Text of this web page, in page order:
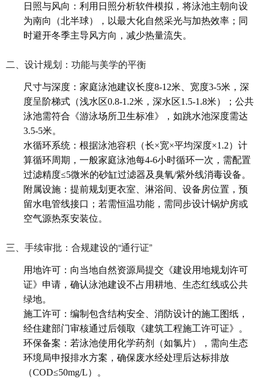
日照与风向：利用日照分析软件模拟，将泳池主朝向设
为南向（北半球），以最大化自然采光与加热效率；同
时避开冬季主导风方向，减少热量流失。
二、设计规划：功能与美学的平衡
尺寸与深度：家庭泳池建议长度8-12米、宽度3-5米，深
度呈阶梯式（浅水区0.8-1.2米，深水区1.5-1.8米）；公共
泳池需符合《游泳场所卫生标准》，如跳水池深度需达
3.5-5米。
水循环系统：根据泳池容积（长×宽×平均深度×1.2）计
算循环周期，一般家庭泳池每4-6小时循环一次，需配置
过滤精度≤5微米的砂缸过滤器及臭氧/紫外线消毒设备。
附属设施：提前规划更衣室、淋浴间、设备房位置，预
留水电管线接口；若需恒温功能，需同步设计锅炉房或
空气源热泵安装位。
三、手续审批：合规建设的“通行证”
用地许可：向当地自然资源局提交《建设用地规划许可
证》申请，确认泳池建设不占用耕地、生态红线或公共
绿地。
施工许可：编制包含结构安全、消防设计的施工图纸，
经住建部门审核通过后领取《建筑工程施工许可证》。
环保备案：若泳池使用化学药剂（如氯片），需向生态
环境局申报排水方案，确保废水经处理后达标排放
（COD≤50mg/L）。